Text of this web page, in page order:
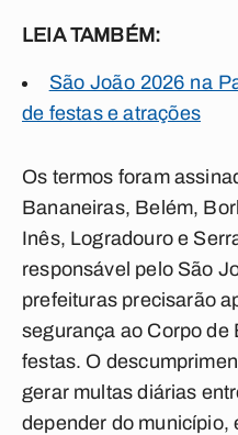
LEIA TAMBÉM:
São João 2026 na
de festas e atrações
Os termos foram
Bananeiras, Belém,
Inês, Logradouro e
responsável pelo São
prefeituras precisarão
segurança ao Corpo de
festas. O
gerar multas diárias
depender do município,